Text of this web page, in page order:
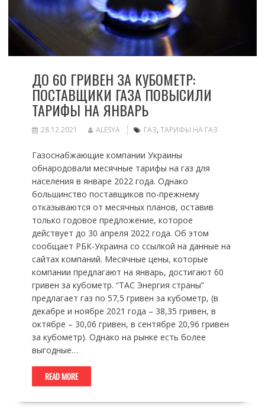
ДО 60 ГРИВЕН ЗА КУБОМЕТР:
ПОСТАВЩИКИ ГАЗА ПОВЫСИЛИ
ТАРИФЫ НА ЯНВАРЬ
28.12.2021 ALESYA ГАЗ, ТАРИФЫ НА ГАЗ
Газоснабжающие компании Украины
обнародовали месячные тарифы на газ для
населения в январе 2022 года. Однако
большинство поставщиков по-прежнему
отказываются от месячных планов, оставив
только годовое предложение, которое
действует до 30 апреля 2022 года. Об этом
сообщает РБК-Украина со ссылкой на данные на
сайтах компаний. Месячные цены, которые
компании предлагают на январь, достигают 60
гривен за кубометр. “ТАС Энергия страны”
предлагает газ по 57,5 гривен за кубометр, (в
декабре и ноябре 2021 года – 38,35 гривен, в
октябре – 30,06 гривен, в сентябре 20,96 гривен
за кубометр). Однако на рынке есть более
выгодные…
READ MORE